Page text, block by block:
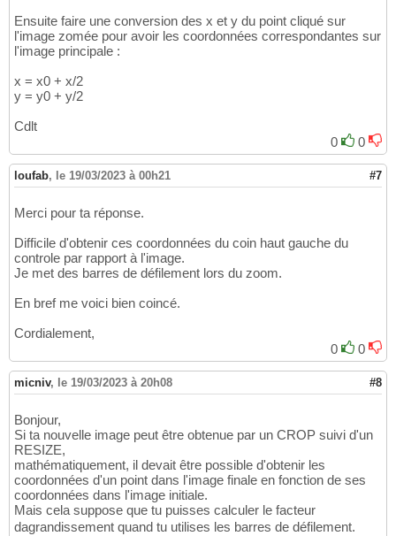
Ensuite faire une conversion des x et y du point cliqué sur
l'image zomée pour avoir les coordonnées correspondantes sur
l'image principale :
x = x0 + x/2
y = y0 + y/2
Cdlt
0
0
loufab, le 19/03/2023 à 00h21 #7
Merci pour ta réponse.
Difficile d'obtenir ces coordonnées du coin haut gauche du
controle par rapport à l'image.
Je met des barres de défilement lors du zoom.
En bref me voici bien coincé.
Cordialement,
0
0
micniv, le 19/03/2023 à 20h08 #8
Bonjour,
Si ta nouvelle image peut être obtenue par un CROP suivi d'un
RESIZE,
mathématiquement, il devait être possible d'obtenir les
coordonnées d'un point dans l'image finale en fonction de ses
coordonnées dans l'image initiale.
Mais cela suppose que tu puisses calculer le facteur
dagrandissement quand tu utilises les barres de défilement.